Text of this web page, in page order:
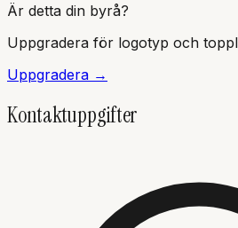
Är detta din byrå?
Uppgradera för logotyp och
Uppgradera →
Kontaktuppgifter